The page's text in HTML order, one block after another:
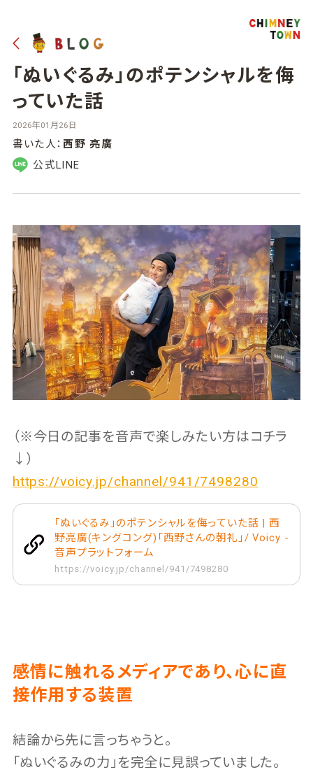
「ぬいぐるみ」のポテンシャルを侮
っていた話
2026年01月26日
書いた人： 西野 亮廣
公式LINE
（※今日の記事を音声で楽しみたい方はコチラ
↓）
https://voicy.jp/channel/941/7498280
｢ぬいぐるみ｣のポテンシャルを侮っていた話 | 西
野亮廣(キングコング)「西野さんの朝礼」/ Voicy -
音声プラットフォーム
https://voicy.jp/channel/941/7498280
感情に触れるメディアであり、心に直
接作用する装置
結論から先に言っちゃうと。
「ぬいぐるみの力」を完全に見誤っていました。